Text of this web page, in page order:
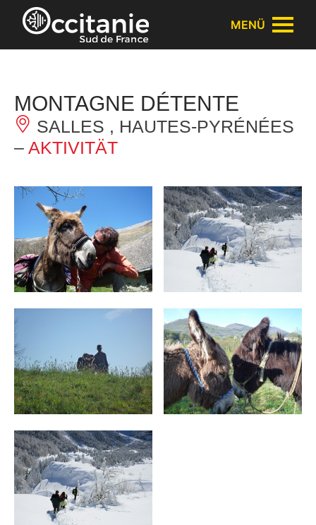
Cookie-Einstellungen
MENÜ
MONTAGNE DÉTENTE
SALLES , HAUTES-PYRÉNÉES
– AKTIVITÄT